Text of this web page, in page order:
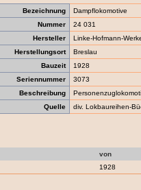
Bezeichnung
Dampflokomotive
Nummer
24 031
Hersteller
Linke-Hofmann-
Herstellungsort
Breslau
Bauzeit
1928
Seriennummer
3073
Beschreibung
Quelle
div. Lokbaureihen-
von
1928